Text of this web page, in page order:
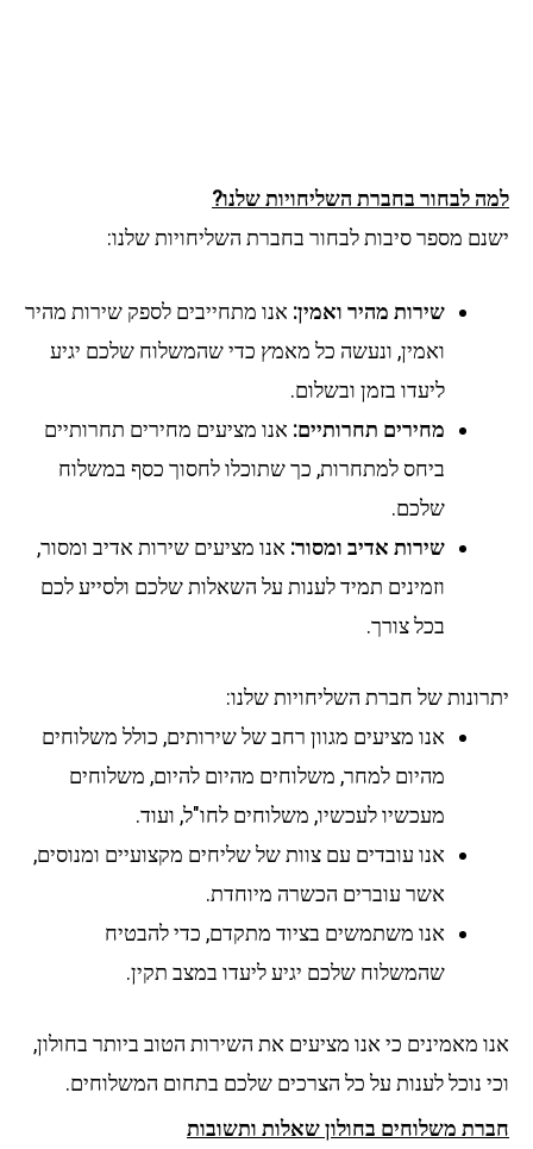
לבחור בחברת השליחויות שלנו?
מספר סיבות לבחור בחברת השליחויות שלנו:
שירות מהיר ואמין:אנו מתחייבים לספק שירות מהיר
ואמין, ונעשה כל מאמץ כדי שהמשלוח שלכם יגיע
ליעדו בזמן ובשלום.
מחירים תחרותיים:אנו מציעים מחירים תחרותיים
ביחס למתחרות, כך שתוכלו לחסוך כסף במשלוח
שלכם.
שירות אדיב ומסור:אנו מציעים שירות אדיב ומסור,
וזמינים תמיד לענות על השאלות שלכם ולסייע לכם
בכל צורך.
של חברת השליחויות שלנו:
אנו מציעים מגוון רחב של שירותים, כולל משלוחים
מהיום למחר, משלוחים מהיום להיום, משלוחים
מעכשיו לעכשיו, משלוחים לחו"ל, ועוד.
אנו עובדים עם צוות של שליחים מקצועיים ומנוסים,
אשר עוברים הכשרה מיוחדת.
אנו משתמשים בציוד מתקדם, כדי להבטיח
שהמשלוח שלכם יגיע ליעדו במצב תקין.
מאמינים כי אנו מציעים את השירות הטוב ביותר בחולון,
נוכל לענות על כל הצרכים שלכם בתחום המשלוחים.
משלוחים בחולון שאלות ותשובות